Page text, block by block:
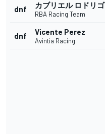
dnf カブリエル ロドリゴ
RBA Racing Team
dnf Vicente Perez
Avintia Racing